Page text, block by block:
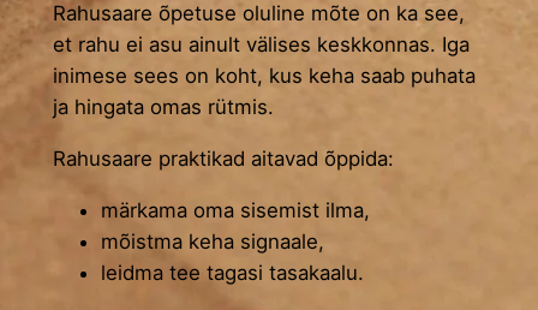
Rahusaare õpetuse oluline mõte on ka see,
et rahu ei asu ainult välises keskkonnas. Iga
inimese sees on koht, kus keha saab puhata
ja hingata omas rütmis.
Rahusaare praktikad aitavad õppida:
märkama oma sisemist ilma,
mõistma keha signaale,
leidma tee tagasi tasakaalu.